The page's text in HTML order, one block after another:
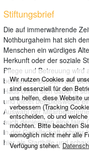
Wir nutzen Cookies auf
sind essenziell für den
uns helfen, diese Website
verbessern (Tracking
entscheiden, ob und
möchten. Bitte beachten
womöglich nicht mehr alle
Verfügung stehen.
Stiftungsbrief
Die auf immerwährende
Nothburgaheim hat sich
Menschen ein würdiges
Herkunft oder der soziale
Pflege und Betreuung wird
betrachtet, bei dem alle
Haus öffnet sich dabei in
und bietet beispielsweise
Auswahl der
auch denjenigen eine faire
in der Gesellschaft schwer
hier als Starthilfe und